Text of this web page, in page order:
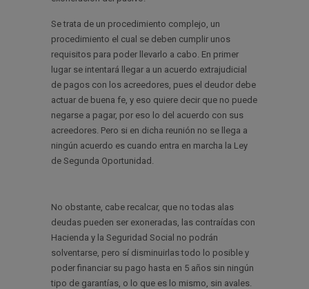
Se trata de un procedimiento complejo, un
procedimiento el cual se deben cumplir unos
requisitos para poder llevarlo a cabo. En primer
lugar se intentará llegar a un acuerdo extrajudicial
de pagos con los acreedores, pues el deudor debe
actuar de buena fe, y eso quiere decir que no puede
negarse a pagar, por eso lo del acuerdo con sus
acreedores. Pero si en dicha reunión no se llega a
ningún acuerdo es cuando entra en marcha la Ley
de Segunda Oportunidad.
No obstante, cabe recalcar, que no todas alas
deudas pueden ser exoneradas, las contraídas con
Hacienda y la Seguridad Social no podrán
solventarse, pero sí disminuirlas todo lo posible y
poder financiar su pago hasta en 5 años sin ningún
tipo de garantías, o lo que es lo mismo, sin avales.